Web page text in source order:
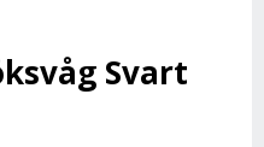
Svart